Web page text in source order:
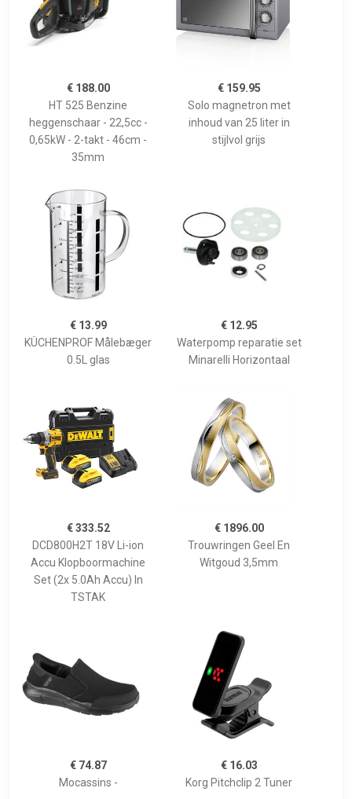
€ 188.00
HT 525 Benzine
heggenschaar - 22,5cc -
0,65kW - 2-takt - 46cm -
35mm
€ 159.95
Solo magnetron met
inhoud van 25 liter in
stijlvol grijs
€ 13.99
KÜCHENPROF Målebæger
0.5L glas
€ 12.95
Waterpomp reparatie set
Minarelli Horizontaal
€ 333.52
DCD800H2T 18V Li-ion
Accu Klopboormachine
Set (2x 5.0Ah Accu) In
TSTAK
€ 1896.00
Trouwringen Geel En
Witgoud 3,5mm
€ 74.87
Mocassins -
€ 16.03
Korg Pitchclip 2 Tuner